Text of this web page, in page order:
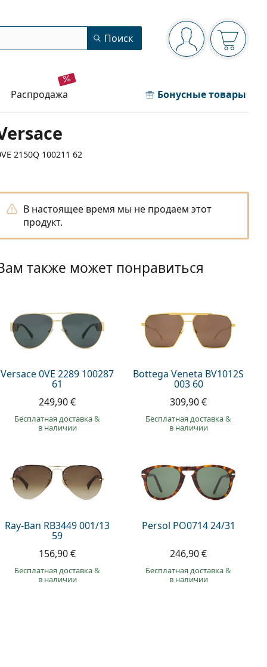
Панель навигации
Вы вошли вВаша
Поиск
распродажа Бонусные товары
2150Q 100211 62
В настоящее время мы не продаем этот
продукт.
также может понравиться
Versace 0VE 2289 100287
61
249,90 €
Бесплатная доставка&
в наличии
Bottega Veneta BV1012S
003 60
309,90 €
Бесплатная доставка&
в наличии
Ray-Ban RB3449 001/13
59
156,90 €
Бесплатная доставка&
в наличии
Persol PO0714 24/31
246,90 €
Бесплатная доставка&
в наличии